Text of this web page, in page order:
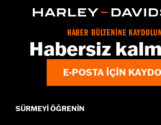
Sold Separately:Auxiliary Accessory Switch
On/off switch and black switch
WARRANTY:1 year limited warranty – Go to
d.com/warrantyfor full details
HABER BÜLTENİNE
Habersiz
E-POSTA IÇIN
SÜRMEYI ÖĞRENIN